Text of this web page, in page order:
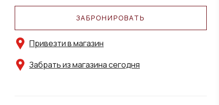
ЗАБРОНИРОВАТЬ
Привезти в магазин
Забрать из магазина сегодня